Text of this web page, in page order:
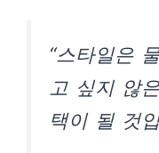
“스타일은
고 싶지 않
택이 될 것